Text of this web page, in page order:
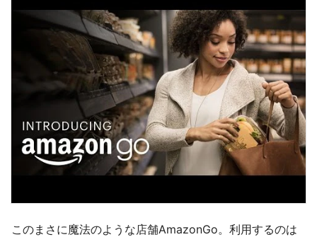
このまさに魔法のような店舗AmazonGo。利用するのは